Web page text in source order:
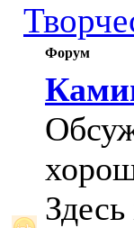
Форум